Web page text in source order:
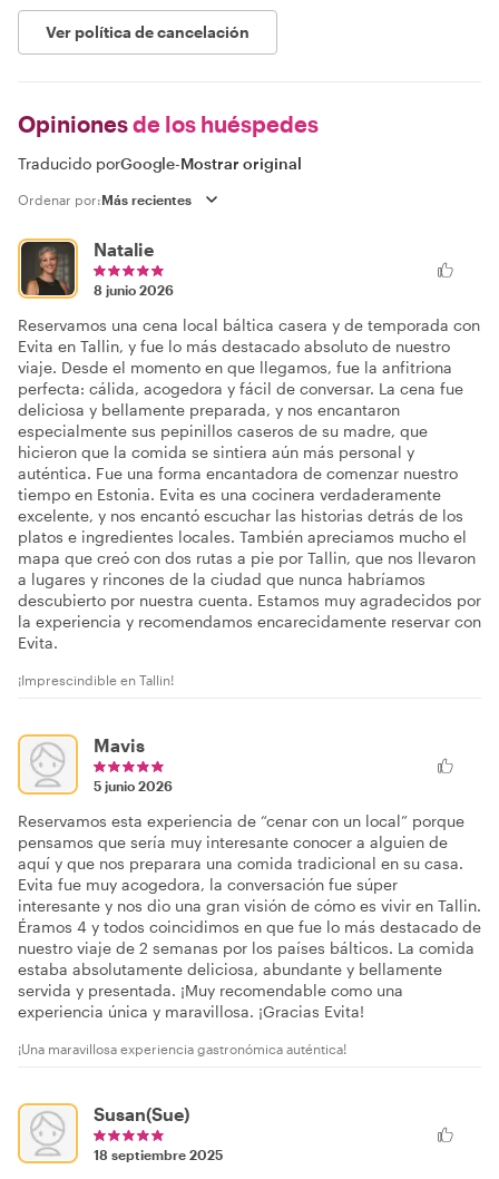
Ver política de cancelación
Opinionesde los huéspedes
Traducido porGoogle-Mostrar original
Ordenar por:
Natalie
8 junio 2026
Reservamos una cena local báltica casera y de temporada con
Evita en Tallin, y fue lo más destacado absoluto de nuestro
viaje. Desde el momento en que llegamos, fue la anfitriona
perfecta: cálida, acogedora y fácil de conversar. La cena fue
deliciosa y bellamente preparada, y nos encantaron
especialmente sus pepinillos caseros de su madre, que
hicieron que la comida se sintiera aún más personal y
auténtica. Fue una forma encantadora de comenzar nuestro
tiempo en Estonia. Evita es una cocinera verdaderamente
excelente, y nos encantó escuchar las historias detrás de los
platos e ingredientes locales. También apreciamos mucho el
mapa que creó con dos rutas a pie por Tallin, que nos llevaron
a lugares y rincones de la ciudad que nunca habríamos
descubierto por nuestra cuenta. Estamos muy agradecidos por
la experiencia y recomendamos encarecidamente reservar con
Evita.
¡Imprescindible en Tallin!
Mavis
5 junio 2026
Reservamos esta experiencia de “cenar con un local” porque
pensamos que sería muy interesante conocer a alguien de
aquí y que nos preparara una comida tradicional en su casa.
Evita fue muy acogedora, la conversación fue súper
interesante y nos dio una gran visión de cómo es vivir en Tallin.
Éramos 4 y todos coincidimos en que fue lo más destacado de
nuestro viaje de 2 semanas por los países bálticos. La comida
estaba absolutamente deliciosa, abundante y bellamente
servida y presentada. ¡Muy recomendable como una
experiencia única y maravillosa. ¡Gracias Evita!
¡Una maravillosa experiencia gastronómica auténtica!
Susan(Sue)
18 septiembre 2025